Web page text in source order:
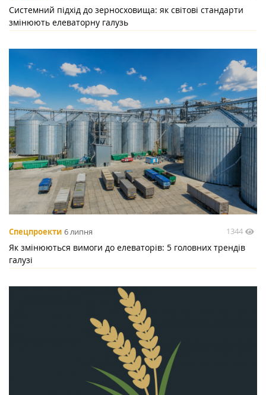
Системний підхід до зерносховища: як світові стандарти
змінюють елеваторну галузь
Спецпроекти 6 липня 1344
Як змінюються вимоги до елеваторів: 5 головних трендів
галузі